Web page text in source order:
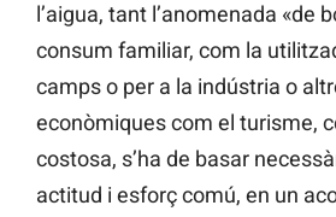
l’aigua, tant l’anomenada «de
consum familiar, com la
camps o per a la indústria o
econòmiques com el turisme,
costosa, s’ha de basar
actitud i esforç comú, en un